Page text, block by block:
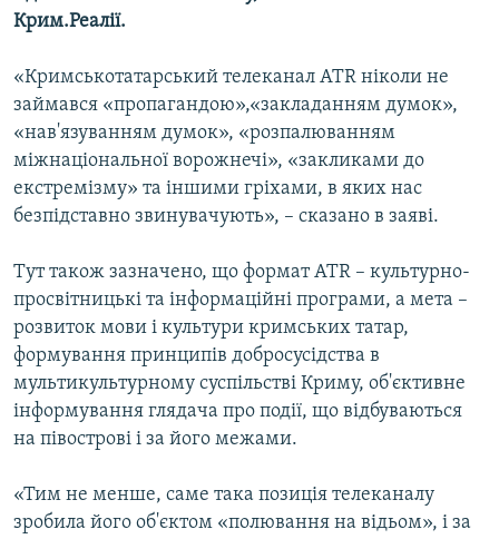
Крим.Реалії.
«Кримськотатарський телеканал АТR ніколи не
займався «пропагандою»,«закладанням думок»,
«нав'язуванням думок», «розпалюванням
міжнаціональної ворожнечі», «закликами до
екстремізму» та іншими гріхами, в яких нас
безпідставно звинувачують», – сказано в заяві.
Тут також зазначено, що формат АТR – культурно-
просвітницькі та інформаційні програми, а мета –
розвиток мови і культури кримських татар,
формування принципів добросусідства в
мультикультурному суспільстві Криму, об'єктивне
інформування глядача про події, що відбуваються
на півострові і за його межами.
«Тим не менше, саме така позиція телеканалу
зробила його об'єктом «полювання на відьом», і за